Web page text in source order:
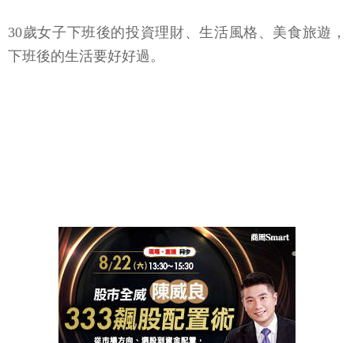
30歲女子下班後的投資理財、生活風格、美食旅遊，
下班後的生活要好好過。